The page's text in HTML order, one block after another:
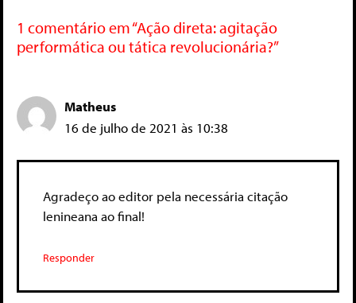
1 comentário em “Ação direta: agitação
performática ou tática revolucionária?”
Matheus
16 de julho de 2021 às 10:38
Agradeço ao editor pela necessária citação
lenineana ao final!
Responder